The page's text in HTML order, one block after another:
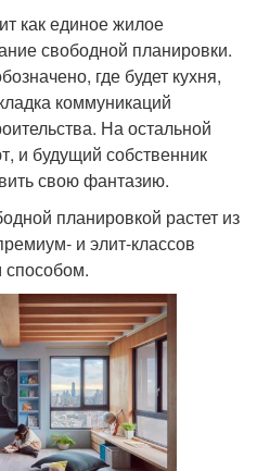
как единое жилое
свободной планировки.
где будет кухня,
коммуникаций
На остальной
и будущий собственник
свою фантазию.
планировкой растет из
и элит-классов
способом.